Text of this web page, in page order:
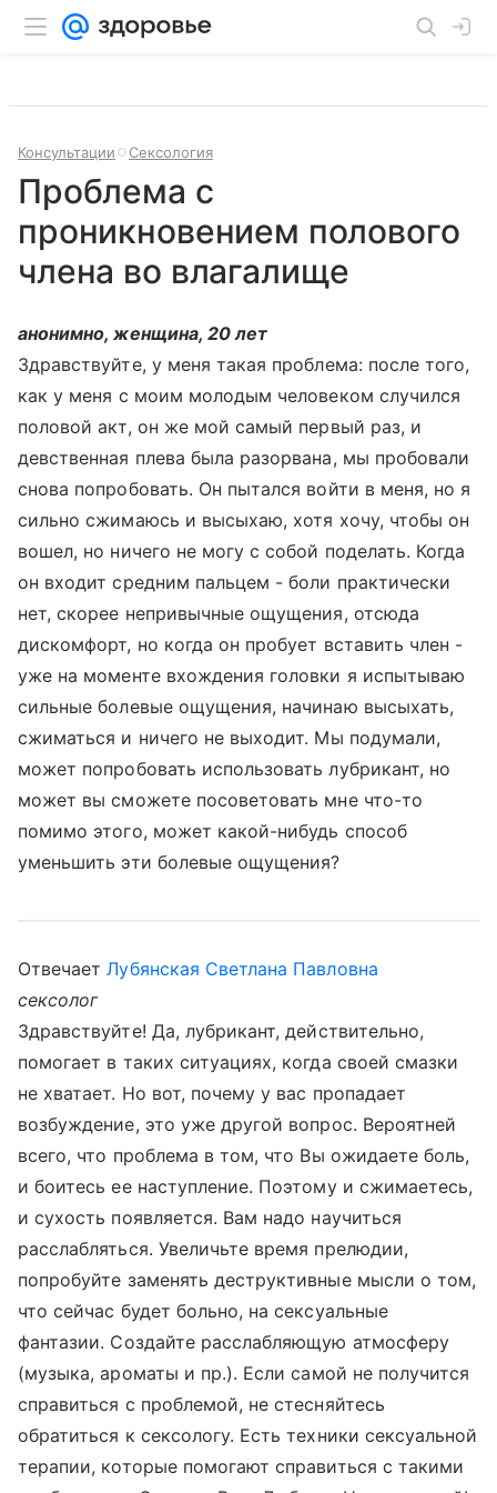
Консультации Сексология
Проблема с
проникновением полового
члена во влагалище
анонимно, женщина, 20 лет
Здравствуйте, у меня такая проблема: после того,
как у меня с моим молодым человеком случился
половой акт, он же мой самый первый раз, и
девственная плева была разорвана, мы пробовали
снова попробовать. Он пытался войти в меня, но я
сильно сжимаюсь и высыхаю, хотя хочу, чтобы он
вошел, но ничего не могу с собой поделать. Когда
он входит средним пальцем - боли практически
нет, скорее непривычные ощущения, отсюда
дискомфорт, но когда он пробует вставить член -
уже на моменте вхождения головки я испытываю
сильные болевые ощущения, начинаю высыхать,
сжиматься и ничего не выходит. Мы подумали,
может попробовать использовать лубрикант, но
может вы сможете посоветовать мне что-то
помимо этого, может какой-нибудь способ
уменьшить эти болевые ощущения?
ОтвечаетЛубянская Светлана Павловна
сексолог
Здравствуйте! Да, лубрикант, действительно,
помогает в таких ситуациях, когда своей смазки
не хватает. Но вот, почему у вас пропадает
возбуждение, это уже другой вопрос. Вероятней
всего, что проблема в том, что Вы ожидаете боль,
и боитесь ее наступление. Поэтому и сжимаетесь,
и сухость появляется. Вам надо научиться
расслабляться. Увеличьте время прелюдии,
попробуйте заменять деструктивные мысли о том,
что сейчас будет больно, на сексуальные
фантазии. Создайте расслабляющую атмосферу
(музыка, ароматы и пр.). Если самой не получится
справиться с проблемой, не стесняйтесь
обратиться к сексологу. Есть техники сексуальной
терапии, которые помогают справиться с такими